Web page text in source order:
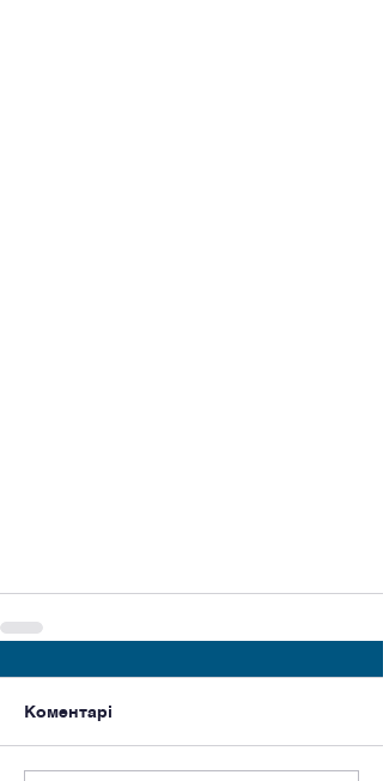
Коментарі